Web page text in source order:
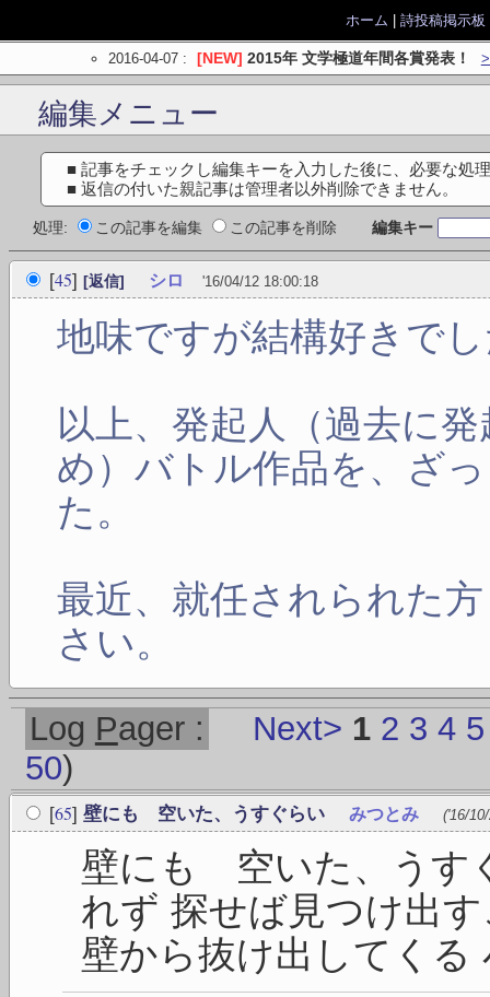
ホーム 詩投稿掲示板
2016-04-07: [NEW] 2015年 文学極道年間各賞発表！
編集メニュー
■ 記事をチェックし編集キーを入力した後に、必要な処
■ 返信の付いた親記事は管理者以外削除できません。
処理: この記事を編集 この記事を削除 編集キー
[45] [返信] シロ '16/04/12 18:00:18
地味ですが結構好きで
以上、発起人（過去に
め）バトル作品を、ざ
た。
最近、就任されられた
さい。
Log Pager : Next> 1 2 3 4 5
50)
[65] 壁にも 空いた、うすぐらい みつとみ ('16/
壁にも 空いた、うす
れず 探せば見つけ出
壁から抜け出してくる